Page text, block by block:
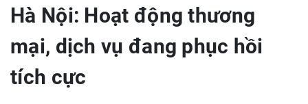
Hà Nội: Hoạt động thương
mại, dịch vụ đang phục hồi
tích cực